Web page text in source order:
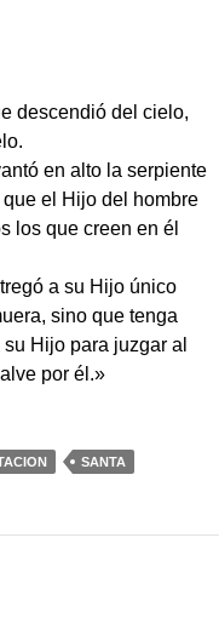
descendió del cielo,
en alto la serpiente
el Hijo del hombre
los que creen en él
a su Hijo único
sino que tenga
Hijo para juzgar al
por él.»
SANTA